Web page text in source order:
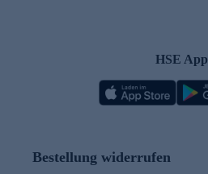
HSE App
Bestellung widerrufen